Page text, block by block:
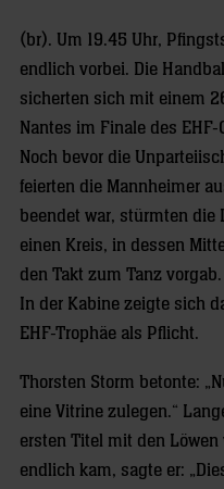
(br). Um 19.45 Uhr,
endlich vorbei. Die
sicherten sich mit einem
Nantes im Finale des
Noch bevor die
feierten die Mannheimer
beendet war, stürmten die
einen Kreis, in dessen
den Takt zum Tanz
In der Kabine zeigte sich
EHF-Trophäe als Pflicht.
Thorsten Storm betonte:
eine Vitrine zulegen.“
ersten Titel mit den
endlich kam, sagte er: